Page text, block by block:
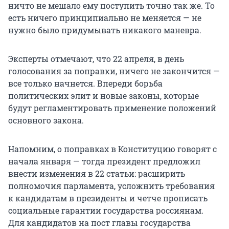
ничто не мешало ему поступить точно так же. То
есть ничего принципиально не меняется — не
нужно было придумывать никакого маневра.
Эксперты отмечают, что 22 апреля, в день
голосования за поправки, ничего не закончится —
все только начнется. Впереди борьба
политических элит и новые законы, которые
будут регламентировать применение положений
основного закона.
Напомним, о поправках в Конституцию говорят с
начала января — тогда президент предложил
внести изменения в 22 статьи: расширить
полномочия парламента, усложнить требования
к кандидатам в президенты и четче прописать
социальные гарантии государства россиянам.
Для кандидатов на пост главы государства